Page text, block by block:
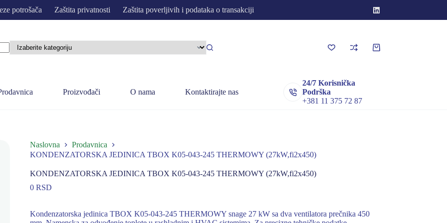
potrošača Zaštita privatnosti Zaštita poverljivih i podataka o transakciji
Korpa
Proizvođači O nama Kontaktirajte nas
24/7 Korisnička
Podrška
+381 11 375 72 87
Naslovna
Prodavnica
KONDENZATORSKA JEDINICA TBOX K05-043-245 THERMOWY (27kW,fi2x450)
KONDENZATORSKA JEDINICA TBOX K05-043-245 THERMOWY (27kW,fi2x450)
0 RSD
Kondenzatorska jedinica TBOX K05-043-245 THERMOWY snage 27 kW sa dva ventilatora prečnika 450